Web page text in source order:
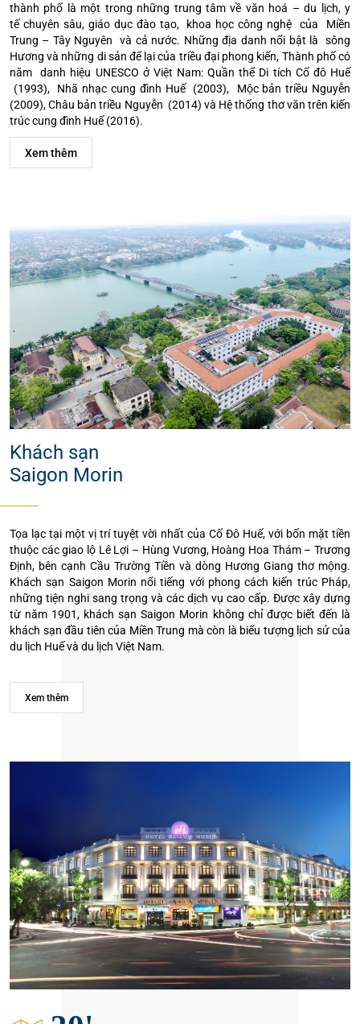
thành phố là một trong những trung tâm về văn hoá – du lịch, y
tế chuyên sâu, giáo dục đào tạo, khoa học công nghệ của Miền
Trung – Tây Nguyên và cả nước. Những địa danh nổi bật là sông
Hương và những di sản để lại của triều đại phong kiến, Thành phố có
năm danh hiệu UNESCO ở Việt Nam: Quần thể Di tích Cố đô Huế
(1993), Nhã nhạc cung đình Huế (2003), Mộc bản triều Nguyễn
(2009), Châu bản triều Nguyễn (2014) và Hệ thống thơ văn trên kiến
trúc cung đình Huế (2016).
Xem thêm
Khách sạn
Saigon Morin
Tọa lạc tại một vị trí tuyệt vời nhất của Cố Đô Huế, với bốn mặt tiền
thuộc các giao lộ Lê Lợi – Hùng Vương, Hoàng Hoa Thám – Trương
Định, bên cạnh Cầu Trường Tiền và dòng Hương Giang thơ mộng.
Khách sạn Saigon Morin nổi tiếng với phong cách kiến trúc Pháp,
những tiện nghi sang trọng và các dịch vụ cao cấp. Được xây dựng
từ năm 1901, khách sạn Saigon Morin không chỉ được biết đến là
khách sạn đầu tiên của Miền Trung mà còn là biểu tượng lịch sử của
du lịch Huế và du lịch Việt Nam.
Xem thêm